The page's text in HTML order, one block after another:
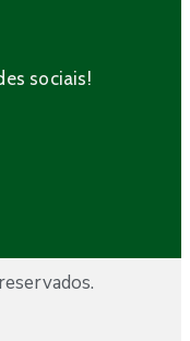
sociais!